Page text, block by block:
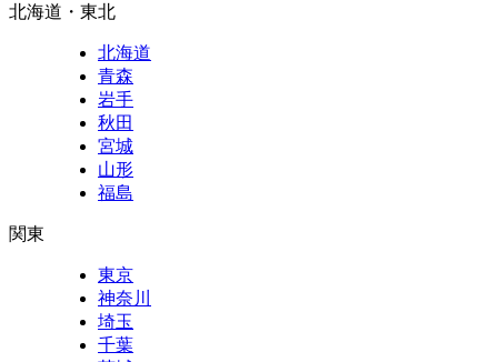
北海道・東北
北海道
青森
岩手
秋田
宮城
山形
福島
関東
東京
神奈川
埼玉
千葉